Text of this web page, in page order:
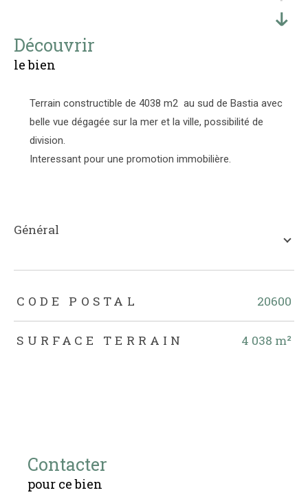
découvrir
le bien
Terrain constructible de 4038 m2 au sud de Bastia avec
belle vue dégagée sur la mer et la ville, possibilité de
division.
Interessant pour une promotion immobilière.
général
TRAD_ZEPHYR_Caracteristique TRAD_ZEPHYR_Valeurs
CODE POSTAL 20600
SURFACE TERRAIN 4 038 m²
Contacter
pour ce bien